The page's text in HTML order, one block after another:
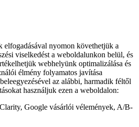
elfogadásával nyomon követhetjük a
viselkedést a weboldalunkon belül, és
webhelyünk optimalizálása és
élmény folyamatos javítása
az alábbi, harmadik féltől
használjuk ezen a weboldalon:
Google vásárlói vélemények, A/B-